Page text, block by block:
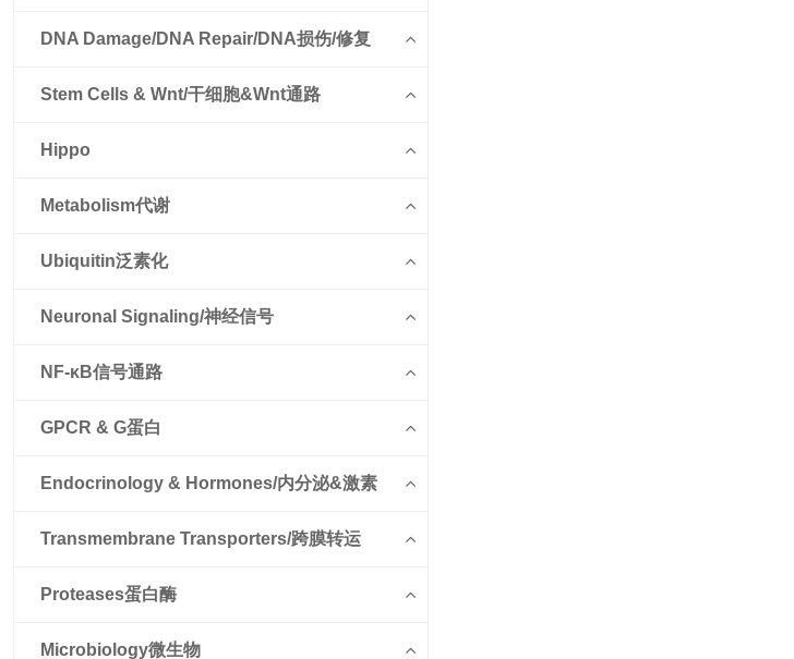
DNA Damage/DNA Repair/DNA损伤/修复
Stem Cells & Wnt/干细胞&Wnt通路
Hippo
Metabolism代谢
Ubiquitin泛素化
Neuronal Signaling/神经信号
NF-κB信号通路
GPCR & G蛋白
Endocrinology & Hormones/内分泌&激素
Transmembrane Transporters/跨膜转运
Proteases蛋白酶
Microbiology微生物